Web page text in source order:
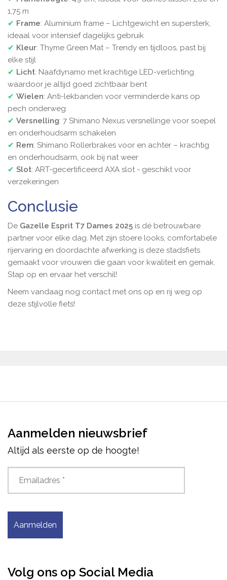
1,75 m
✔ Frame: Aluminium frame – Lichtgewicht en supersterk,
ideaal voor intensief dagelijks gebruik
✔ Kleur: Thyme Green Mat – Trendy en tijdloos, past bij
elke stijl
✔ Licht: Naafdynamo met krachtige LED-verlichting
waardoor je altijd goed zichtbaar bent
✔ Wielen: Anti-lekbanden voor verminderde kans op
pech onderweg
✔ Versnelling: 7 Shimano Nexus versnellinge voor soepel
en onderhoudsarm schakelen
✔ Rem: Shimano Rollerbrakes voor en achter – krachtig
en onderhoudsarm, ook bij nat weer
✔ Slot: ART-gecertificeerd AXA slot - geschikt voor
verzekeringen
Conclusie
De Gazelle Esprit T7 Dames 2025 is dé betrouwbare
partner voor elke dag. Met zijn stoere looks, comfortabele
rijervaring en doordachte afwerking is deze stadsfiets
gemaakt voor vrouwen die gaan voor kwaliteit en gemak.
Stap op en ervaar het verschil!
Neem vandaag nog contact met ons op en rij weg op
deze stijlvolle fiets!
Aanmelden nieuwsbrief
Altijd als eerste op de hoogte!
Aanmelden
Volg ons op Social Media